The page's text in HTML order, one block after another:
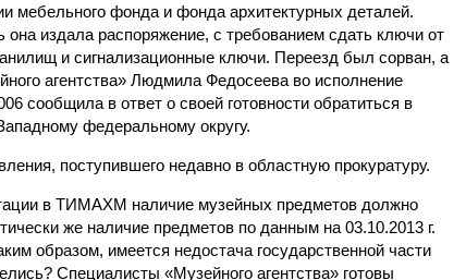
мебельного фонда и фонда архитектурных деталей.
издала распоряжение, с требованием сдать ключи от
и сигнализационные ключи. Переезд был сорван, а
агентства» Людмила Федосеева во исполнение
сообщила в ответ о своей готовности обратиться в
федеральному округу.
поступившего недавно в областную прокуратуру.
в ТИМАХМ наличие музейных предметов должно
же наличие предметов по данным на 03.10.2013 г.
образом, имеется недостача государственной части
Специалисты «Музейного агентства» готовы